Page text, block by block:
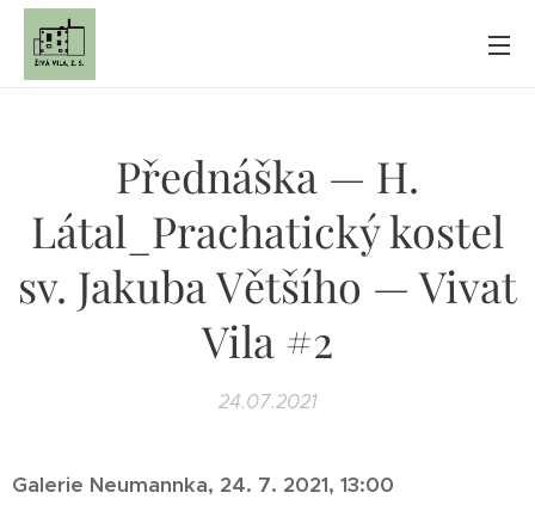
Přednáška — H.
Látal_Prachatický kostel
sv. Jakuba Většího — Vivat
Vila #2
24.07.2021
Galerie Neumannka, 24. 7. 2021, 13:00